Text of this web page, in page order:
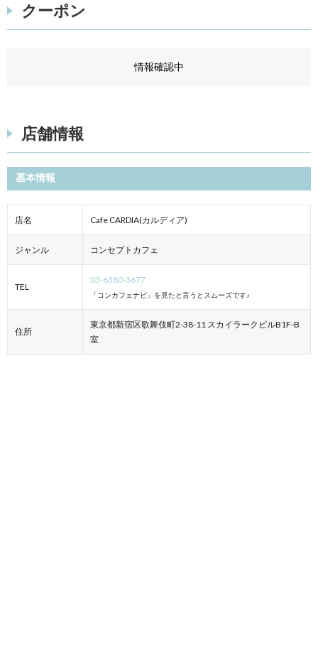
クーポン
情報確認中
店舗情報
基本情報
店名 Cafe CARDIA(カルディア)
ジャンル コンセプトカフェ
TEL
03-6380-3677
「コンカフェナビ」を見たと言うとスムーズです♪
住所
東京都新宿区歌舞伎町2-38-11 スカイラークビルB1F-B
室